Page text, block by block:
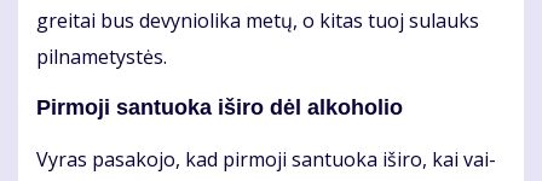
grei­tai bus de­vy­nio­li­ka me­tų, o ki­tas tuoj su­lauks
pil­na­me­tys­tės.
Pir­mo­ji san­tuo­ka iš­iro dėl al­ko­ho­lio
Vy­ras pa­sa­ko­jo, kad pir­mo­ji san­tuo­ka iš­iro, kai vai­